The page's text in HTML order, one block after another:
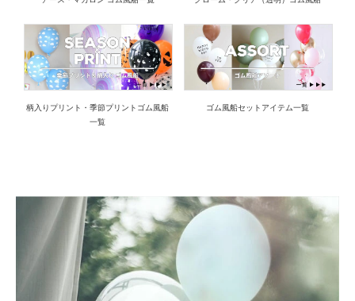
柄入りプリント・季節プリントゴム風船
一覧
ゴム風船セットアイテム一覧